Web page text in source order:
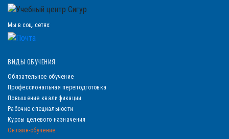
Мы в соц. сетях:
ВИДЫ ОБУЧЕНИЯ
Обязательное обучение
Профессиональная переподготовка
Повышение квалификации
Рабочие специальности
Курсы целевого назначения
Онлайн-обучение